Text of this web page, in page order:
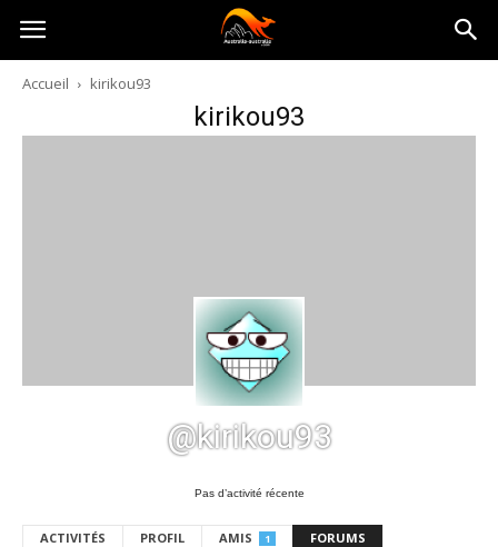
Australia-
australie.com
Accueil kirikou93
kirikou93
@kirikou93
Pas d’activité récente
ACTIVITÉS PROFIL AMIS 1 FORUMS